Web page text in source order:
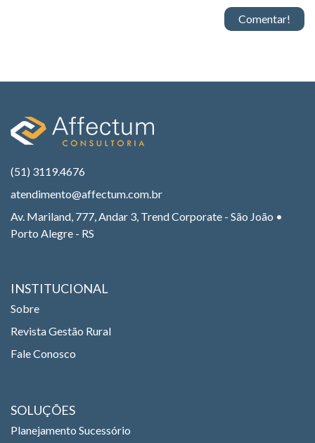
(51) 3119.4676
atendimento@affectum.com.br
Av. Mariland, 777, Andar 3, Trend Corporate - São João •
Porto Alegre - RS
INSTITUCIONAL
Sobre
Revista Gestão Rural
Fale Conosco
SOLUÇÕES
Planejamento Sucessório